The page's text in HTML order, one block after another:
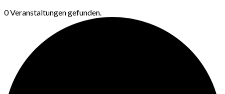
0 Veranstaltungen gefunden.